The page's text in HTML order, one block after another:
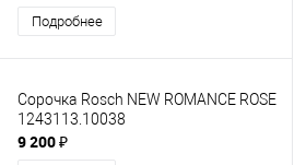
Подробнее
Сорочка Rosch NEW ROMANCE ROSE
1243113.10038
9 200 ₽